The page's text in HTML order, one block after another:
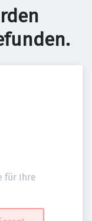
für Ihre